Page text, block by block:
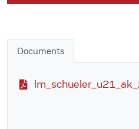
Documents